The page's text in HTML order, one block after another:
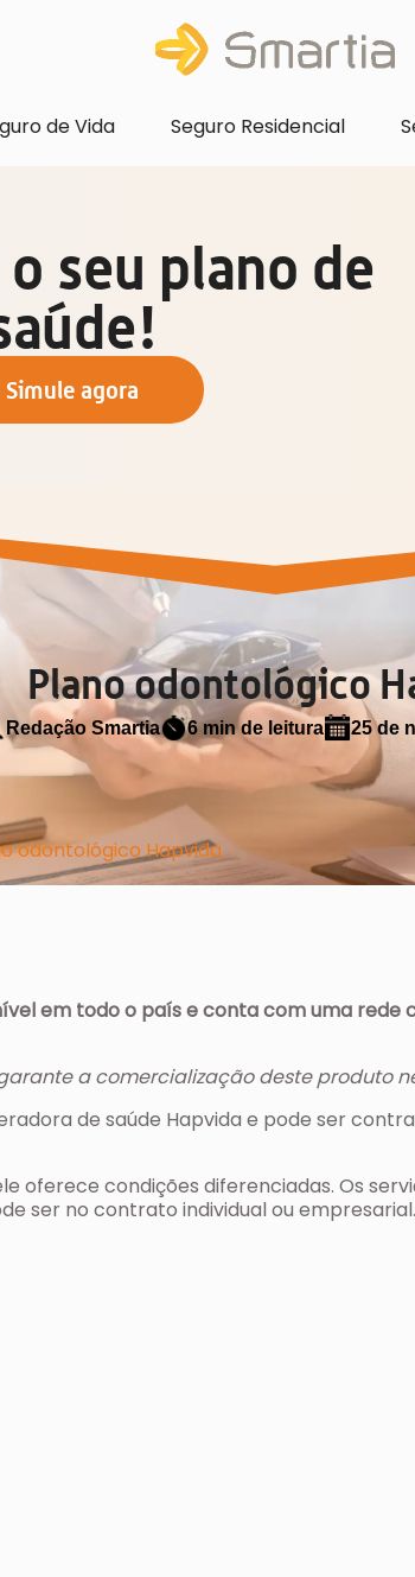
de Vida Seguro Residencial
seu plano de
Plano odontológico
Redação Smartia 6 min de leitura 25 de
odontológico Hapvida
em todo o país e conta com uma rede
a comercialização deste produto
de saúde Hapvida e pode ser
oferece condições diferenciadas. Os
ser no contrato individual ou empresarial.